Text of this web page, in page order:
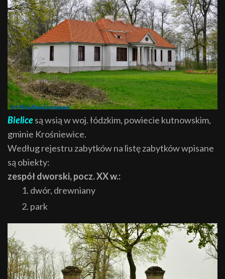
Bielicesą wsią w woj. łódzkim, powiecie kutnowskim,
gminie Krośniewice.
Według rejestru zabytków na listę zabytków wpisane
są obiekty:
zespół dworski, pocz. XX w.:
dwór, drewniany
park